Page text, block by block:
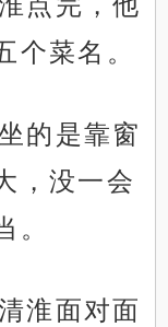
个菜名。
的是靠窗
，没一会
。
淮面对面